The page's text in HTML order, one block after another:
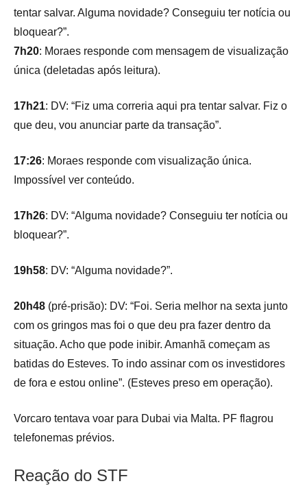
tentar salvar. Alguma novidade? Conseguiu ter notícia ou
bloquear?”.
7h20: Moraes responde com mensagem de visualização
única (deletadas após leitura).
17h21: DV: “Fiz uma correria aqui pra tentar salvar. Fiz o
que deu, vou anunciar parte da transação”.
17:26: Moraes responde com visualização única.
Impossível ver conteúdo.
17h26: DV: “Alguma novidade? Conseguiu ter notícia ou
bloquear?”.
19h58: DV: “Alguma novidade?”.
20h48 (pré-prisão): DV: “Foi. Seria melhor na sexta junto
com os gringos mas foi o que deu pra fazer dentro da
situação. Acho que pode inibir. Amanhã começam as
batidas do Esteves. To indo assinar com os investidores
de fora e estou online”. (Esteves preso em operação).
Vorcaro tentava voar para Dubai via Malta. PF flagrou
telefonemas prévios.
Reação do STF